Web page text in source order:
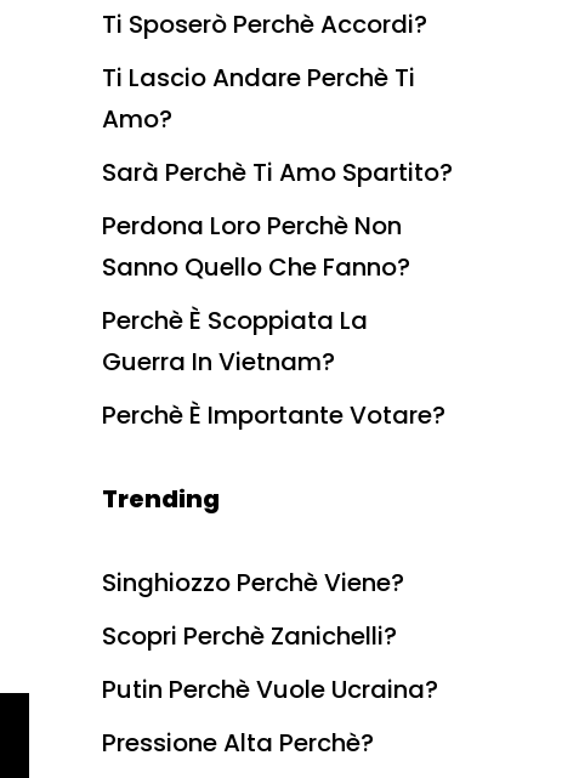
Ti Sposerò Perchè Accordi?
Ti Lascio Andare Perchè Ti
Amo?
Sarà Perchè Ti Amo Spartito?
Perdona Loro Perchè Non
Sanno Quello Che Fanno?
Perchè È Scoppiata La
Guerra In Vietnam?
Perchè È Importante Votare?
Trending
Singhiozzo Perchè Viene?
Scopri Perchè Zanichelli?
Putin Perchè Vuole Ucraina?
Pressione Alta Perchè?